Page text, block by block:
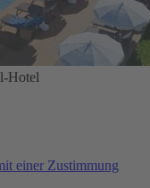
Hotel
einer Zustimmung